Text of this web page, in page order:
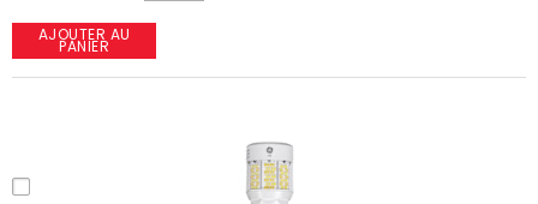
AJOUTER AU
PANIER